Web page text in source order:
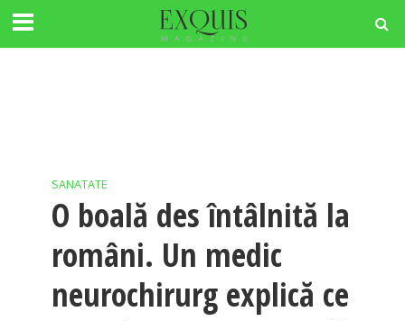
SANATATE
O boală des întâlnită la
români. Un medic
neurochirurg explică ce